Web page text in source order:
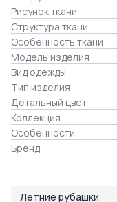
Рисунок ткани
Структура ткани
Особенность ткани
Модель изделия
Вид одежды
Тип изделия
Детальный цвет
Коллекция
Особенности
Бренд
Летние рубашки